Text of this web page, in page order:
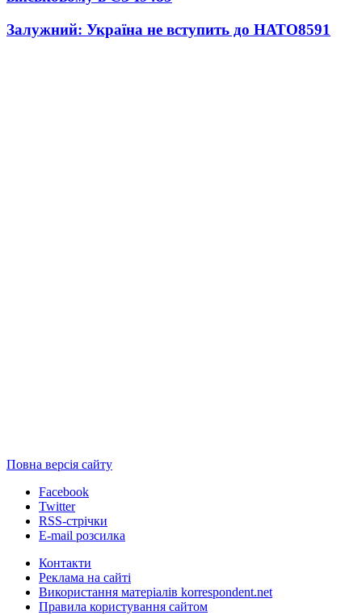
Залужний: Україна не вступить до НАТО8591
Повна версія сайту
Facebook
Twitter
RSS-стрічки
E-mail розсилка
Контакти
Реклама на сайті
Використання матеріалів korrespondent.net
Правила користування сайтом